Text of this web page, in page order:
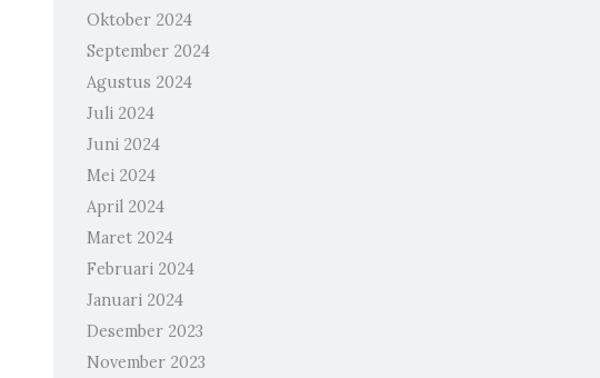
Oktober 2024
September 2024
Agustus 2024
Juli 2024
Juni 2024
Mei 2024
April 2024
Maret 2024
Februari 2024
Januari 2024
Desember 2023
November 2023